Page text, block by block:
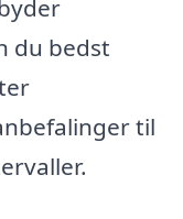
du bedst
til